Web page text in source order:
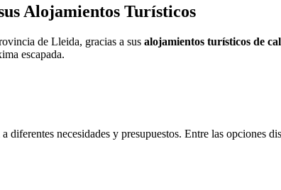
Alojamientos Turísticos
de Lleida, gracias a sus alojamientos turísticos de
escapada.
necesidades y presupuestos. Entre las opciones